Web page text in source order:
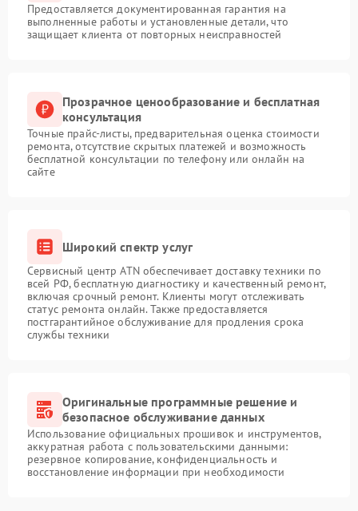
Предоставляется документированная гарантия на
выполненные работы и установленные детали, что
защищает клиента от повторных неисправностей
Прозрачное ценообразование и бесплатная
консультация
Точные прайс-листы, предварительная оценка стоимости
ремонта, отсутствие скрытых платежей и возможность
бесплатной консультации по телефону или онлайн на
сайте
Широкий спектр услуг
Сервисный центр ATN обеспечивает доставку техники по
всей РФ, бесплатную диагностику и качественный ремонт,
включая срочный ремонт. Клиенты могут отслеживать
статус ремонта онлайн. Также предоставляется
постгарантийное обслуживание для продления срока
службы техники
Оригинальные программные решение и
безопасное обслуживание данных
Использование официальных прошивок и инструментов,
аккуратная работа с пользовательскими данными:
резервное копирование, конфиденциальность и
восстановление информации при необходимости